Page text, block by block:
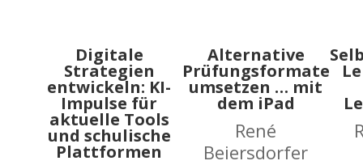
Digitale
Strategien
entwickeln: KI-
Impulse für
aktuelle Tools
und schulische
Plattformen
Alternative
Prüfungsformate
umsetzen … mit
dem iPad
René
Beiersdorfer